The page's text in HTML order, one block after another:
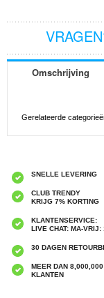
Omschrijving
Gerelateerde
SNELLE LEVERING
CLUB TRENDY
KRIJG 7% KORTING
KLANTENSERVICE:
LIVE CHAT: MA-
30 DAGEN
MEER DAN
KLANTEN